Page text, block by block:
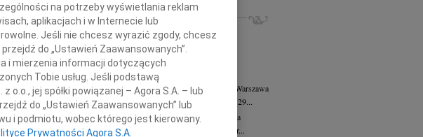
INNE NEKROLOGI
07.08.2026Warszawa
Dziekanie Wydziału dr hab. Julii Kubisie,...
07.08.2026Warszawa
Naszej kochanej i dzielnej Marylce Butruk...
Jacek Tadeusz Duniec wiek: 79 07.08.2026
Warszawa
Z wielkim żalem przyjęliśmy wiadomość, że 29...
Małgorzata Kościelska07.08.2026
Warszawa
W dniu 3 sierpnia 2026 roku zmarła Profesor...
na potrzeby wyświetlania reklam
aplikacjach i w Internecie lub
Jeśli nie chcesz wyrazić zgody, chcesz
do „Ustawień Zaawansowanych”.
i mierzenia informacji dotyczących
Tobie usług. Jeśli podstawą
jej spółki powiązanej – Agora S.A. – lub
do „Ustawień Zaawansowanych” lub
i podmiotu, wobec którego jest kierowany.
Prywatności Agora S.A.